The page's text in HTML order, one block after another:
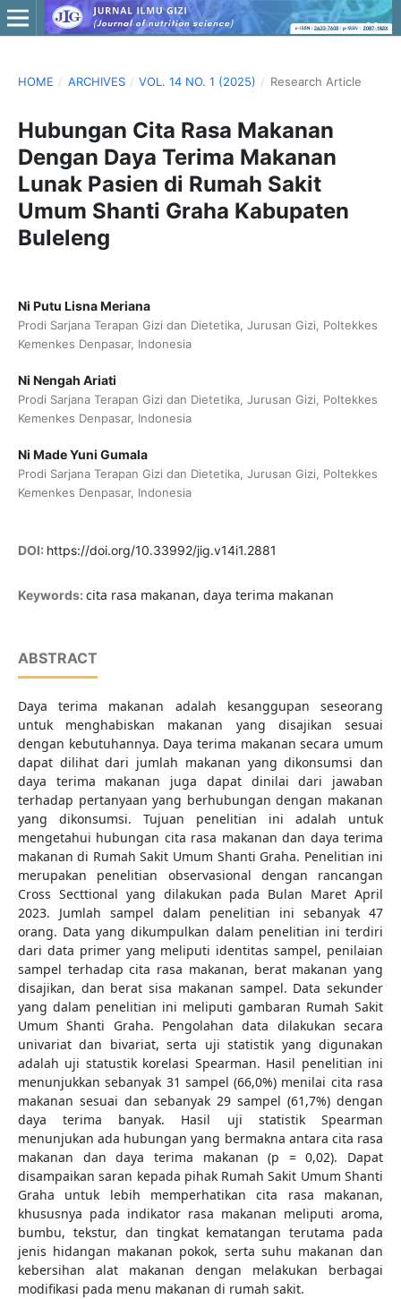
HOME / ARCHIVES / VOL. 14 NO. 1 (2025) / Research Article
Hubungan Cita Rasa Makanan
Dengan Daya Terima Makanan
Lunak Pasien di Rumah Sakit
Umum Shanti Graha Kabupaten
Buleleng
Ni Putu Lisna Meriana
Prodi Sarjana Terapan Gizi dan Dietetika, Jurusan Gizi, Poltekkes
Kemenkes Denpasar, Indonesia
Ni Nengah Ariati
Prodi Sarjana Terapan Gizi dan Dietetika, Jurusan Gizi, Poltekkes
Kemenkes Denpasar, Indonesia
Ni Made Yuni Gumala
Prodi Sarjana Terapan Gizi dan Dietetika, Jurusan Gizi, Poltekkes
Kemenkes Denpasar, Indonesia
DOI: https://doi.org/10.33992/jig.v14i1.2881
Keywords: cita rasa makanan, daya terima makanan
ABSTRACT
Daya terima makanan adalah kesanggupan seseorang
untuk menghabiskan makanan yang disajikan sesuai
dengan kebutuhannya. Daya terima makanan secara umum
dapat dilihat dari jumlah makanan yang dikonsumsi dan
daya terima makanan juga dapat dinilai dari jawaban
terhadap pertanyaan yang berhubungan dengan makanan
yang dikonsumsi. Tujuan penelitian ini adalah untuk
mengetahui hubungan cita rasa makanan dan daya terima
makanan di Rumah Sakit Umum Shanti Graha. Penelitian ini
merupakan penelitian observasional dengan rancangan
Cross Secttional yang dilakukan pada Bulan Maret April
2023. Jumlah sampel dalam penelitian ini sebanyak 47
orang. Data yang dikumpulkan dalam penelitian ini terdiri
dari data primer yang meliputi identitas sampel, penilaian
sampel terhadap cita rasa makanan, berat makanan yang
disajikan, dan berat sisa makanan sampel. Data sekunder
yang dalam penelitian ini meliputi gambaran Rumah Sakit
Umum Shanti Graha. Pengolahan data dilakukan secara
univariat dan bivariat, serta uji statistik yang digunakan
adalah uji statustik korelasi Spearman. Hasil penelitian ini
menunjukkan sebanyak 31 sampel (66,0%) menilai cita rasa
makanan sesuai dan sebanyak 29 sampel (61,7%) dengan
daya terima banyak. Hasil uji statistik Spearman
menunjukan ada hubungan yang bermakna antara cita rasa
makanan dan daya terima makanan (p = 0,02). Dapat
disampaikan saran kepada pihak Rumah Sakit Umum Shanti
Graha untuk lebih memperhatikan cita rasa makanan,
khususnya pada indikator rasa makanan meliputi aroma,
bumbu, tekstur, dan tingkat kematangan terutama pada
jenis hidangan makanan pokok, serta suhu makanan dan
kebersihan alat makanan dengan melakukan berbagai
modifikasi pada menu makanan di rumah sakit.